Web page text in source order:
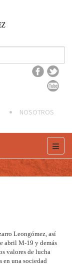
NOSOTROS
Leongómez, así
abril M-19 y demás
valores de lucha
en una sociedad